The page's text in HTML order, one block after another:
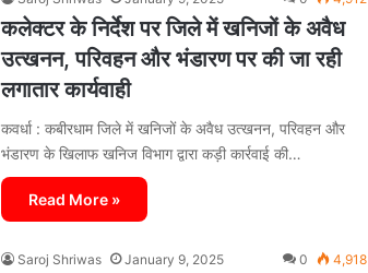
कलेक्टर के निर्देश पर जिले में खनिजों के अवैध
उत्खनन, परिवहन और भंडारण पर की जा रही
लगातार कार्यवाही
कवर्धा : कबीरधाम जिले में खनिजों के अवैध उत्खनन, परिवहन और
भंडारण के खिलाफ खनिज विभाग द्वारा कड़ी कार्रवाई की…
Read More »
Saroj Shriwas January 9, 2025 0 4,918